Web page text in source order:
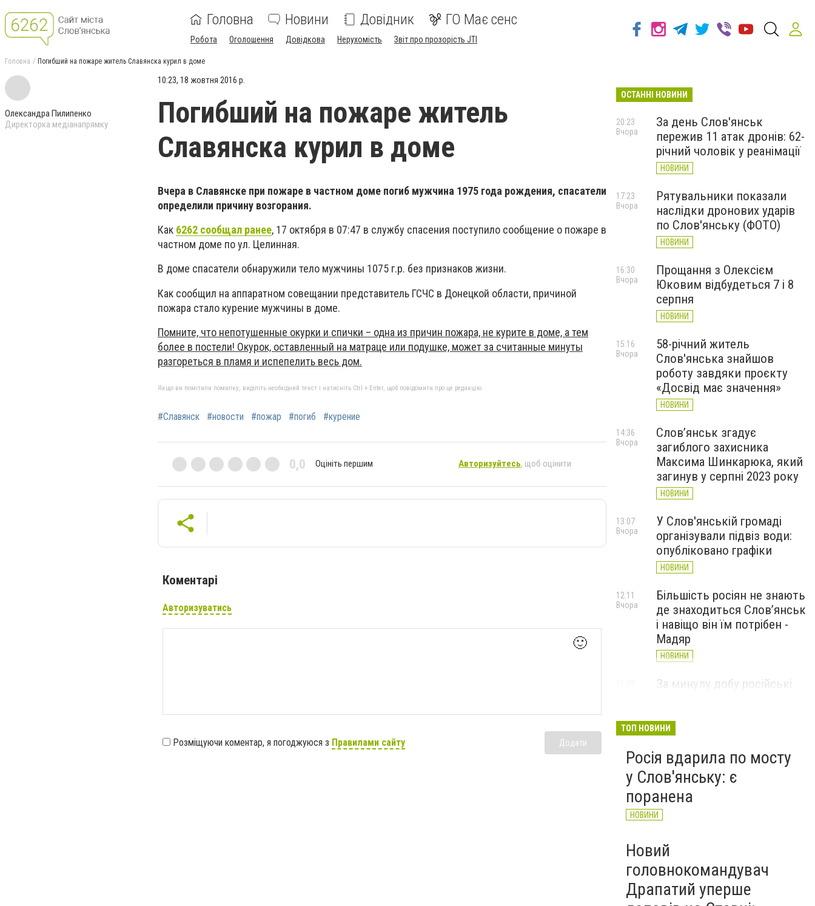
Головна Новини Довідник ГО Має сенс
Робота Оголошення Довідкова Нерухомість Звіт про прозорість JTI
Головна Погибший на пожаре житель Славянска курил в доме
Олександра Пилипенко
Директорка медіанапрямку
10:23, 18 жовтня 2016 р.
Погибший на пожаре житель
Славянска курил в доме
Вчера в Славянске при пожаре в частном доме погиб мужчина 1975 года рождения, спасатели
определили причину возгорания.
Как 6262 сообщал ранее, 17 октября в 07:47 в службу спасения поступило сообщение о пожаре в
частном доме по ул. Целинная.
В доме спасатели обнаружили тело мужчины 1075 г.р. без признаков жизни.
Как сообщил на аппаратном совещании представитель ГСЧС в Донецкой области, причиной
пожара стало курение мужчины в доме.
Помните, что непотушенные окурки и спички – одна из причин пожара, не курите в доме, а тем
более в постели! Окурок, оставленный на матраце или подушке, может за считанные минуты
разгореться в пламя и испепелить весь дом.
Якщо ви помітили помилку, виділіть необхідний текст і натисніть Ctrl + Enter, щоб повідомити про це редакцію
#Славянск #новости #пожар #погиб #курение
0,0 Оцініть першим Авторизуйтесь, щоб оцінити
Коментарі
Авторизуватись
🙂
Розміщуючи коментар, я погоджуюся з Правилами сайту Додати
ОСТАННІ НОВИНИ
За день Слов'янськ
пережив 11 атак дронів: 62-
річний чоловік у реанімації
НОВИНИ
20:23
Вчора
Рятувальники показали
наслідки дронових ударів
по Слов'янську (ФОТО)
НОВИНИ
17:23
Вчора
Прощання з Олексієм
Юковим відбудеться 7 і 8
серпня
НОВИНИ
16:30
Вчора
58-річний житель
Слов'янська знайшов
роботу завдяки проєкту
«Досвід має значення»
НОВИНИ
15:16
Вчора
Слов’янськ згадує
загиблого захисника
Максима Шинкарюка, який
загинув у серпні 2023 року
НОВИНИ
14:36
Вчора
У Слов'янській громаді
організували підвіз води:
опубліковано графіки
НОВИНИ
13:07
Вчора
Більшість росіян не знають
де знаходиться Слов’янськ
і навіщо він їм потрібен -
Мадяр
НОВИНИ
12:11
Вчора
За минулу добу російські
великої війни: 6 серпня
ТОП НОВИНИ
Росія вдарила по мосту
у Слов'янську: є
поранена
НОВИНИ
Новий
головнокомандувач
Драпатий уперше